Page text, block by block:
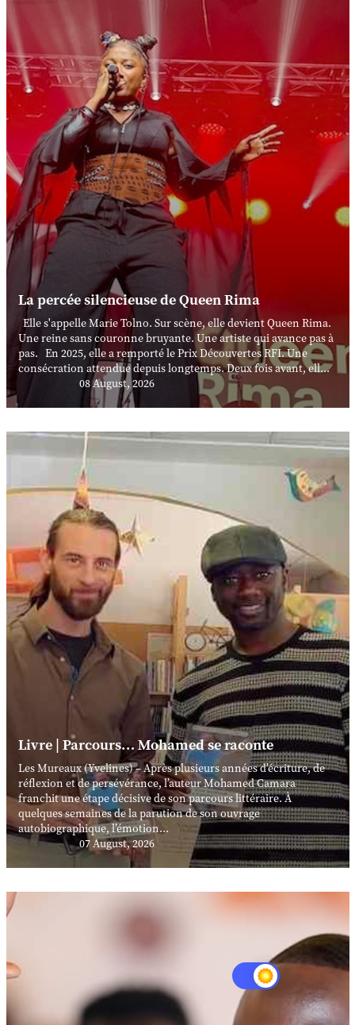
La percée silencieuse de Queen Rima
Elle s'appelle Marie Tolno. Sur scène, elle devient Queen Rima.
Une reine sans couronne bruyante. Une artiste qui avance pas à
pas. En 2025, elle a remporté le Prix Découvertes RFI. Une
consécration attendue depuis longtemps. Deux fois avant, ell...
08 August, 2026
Livre | Parcours… Mohamed se raconte
Les Mureaux (Yvelines) – Après plusieurs années d’écriture, de
réflexion et de persévérance, l’auteur Mohamed Camara
franchit une étape décisive de son parcours littéraire. À
quelques semaines de la parution de son ouvrage
autobiographique, l’émotion...
07 August, 2026